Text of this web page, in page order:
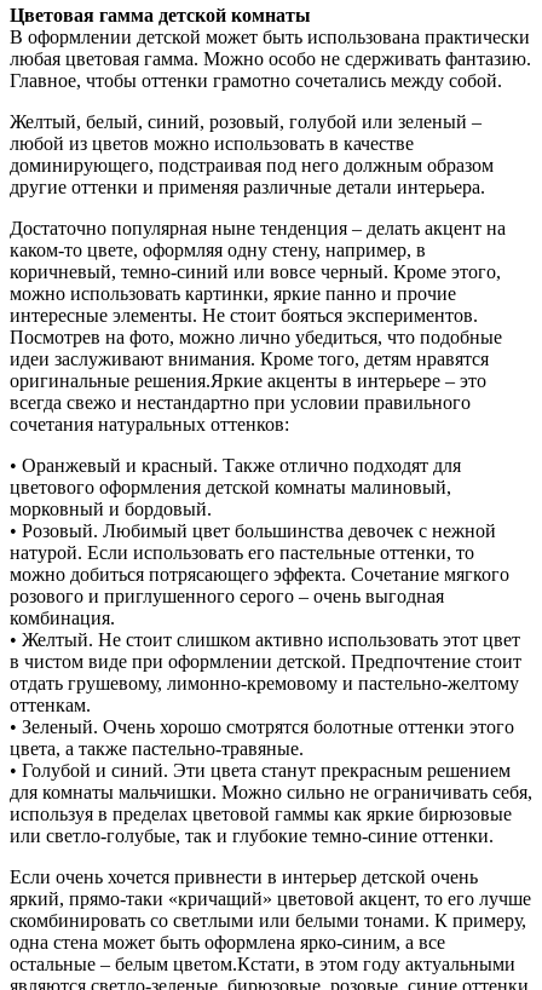
Цветовая гамма детской комнаты
В оформлении детской может быть использована практически
любая цветовая гамма. Можно особо не сдерживать фантазию.
Главное, чтобы оттенки грамотно сочетались между собой.
Желтый, белый, синий, розовый, голубой или зеленый –
любой из цветов можно использовать в качестве
доминирующего, подстраивая под него должным образом
другие оттенки и применяя различные детали интерьера.
Достаточно популярная ныне тенденция – делать акцент на
каком-то цвете, оформляя одну стену, например, в
коричневый, темно-синий или вовсе черный. Кроме этого,
можно использовать картинки, яркие панно и прочие
интересные элементы. Не стоит бояться экспериментов.
Посмотрев на фото, можно лично убедиться, что подобные
идеи заслуживают внимания. Кроме того, детям нравятся
оригинальные решения.Яркие акценты в интерьере – это
всегда свежо и нестандартно при условии правильного
сочетания натуральных оттенков:
• Оранжевый и красный. Также отлично подходят для
цветового оформления детской комнаты малиновый,
морковный и бордовый.
• Розовый. Любимый цвет большинства девочек с нежной
натурой. Если использовать его пастельные оттенки, то
можно добиться потрясающего эффекта. Сочетание мягкого
розового и приглушенного серого – очень выгодная
комбинация.
• Желтый. Не стоит слишком активно использовать этот цвет
в чистом виде при оформлении детской. Предпочтение стоит
отдать грушевому, лимонно-кремовому и пастельно-желтому
оттенкам.
• Зеленый. Очень хорошо смотрятся болотные оттенки этого
цвета, а также пастельно-травяные.
• Голубой и синий. Эти цвета станут прекрасным решением
для комнаты мальчишки. Можно сильно не ограничивать себя,
используя в пределах цветовой гаммы как яркие бирюзовые
или светло-голубые, так и глубокие темно-синие оттенки.
Если очень хочется привнести в интерьер детской очень
яркий, прямо-таки «кричащий» цветовой акцент, то его лучше
скомбинировать со светлыми или белыми тонами. К примеру,
одна стена может быть оформлена ярко-синим, а все
остальные – белым цветом.Кстати, в этом году актуальными
являются светло-зеленые, бирюзовые, розовые, синие оттенки